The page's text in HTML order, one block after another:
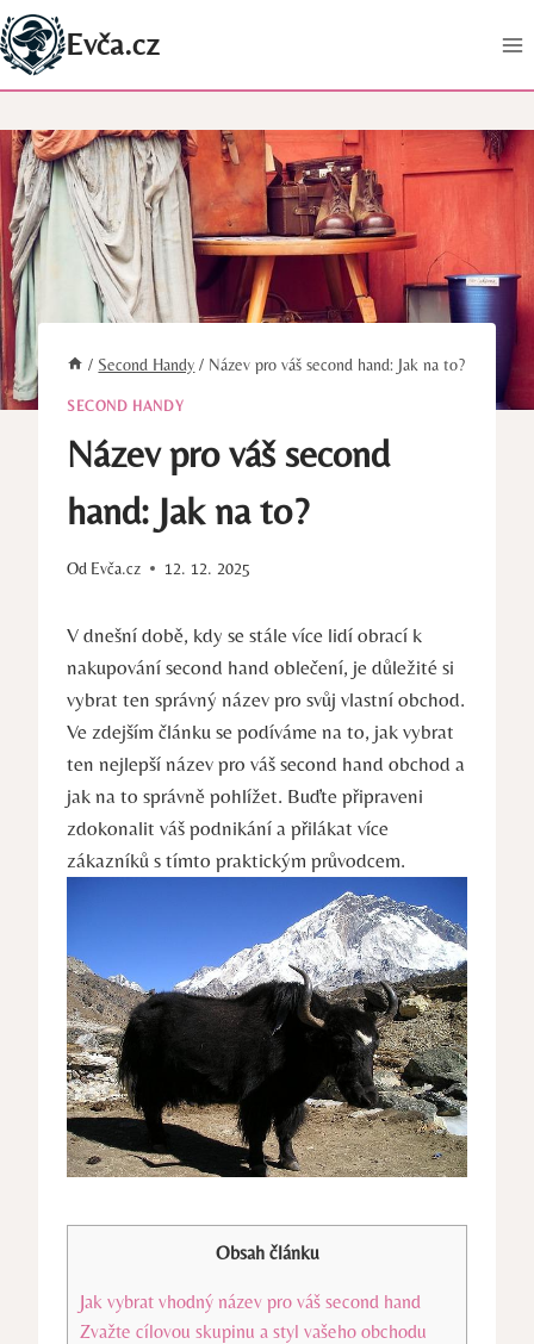
Přeskočit
na
obsah
Evča.cz
/ Second Handy / Název pro váš second hand: Jak na to?
SECOND HANDY
Název pro váš second
hand: Jak na to?
Od Evča.cz 12. 12. 2025
V dnešní době, kdy se stále více lidí obrací k
nakupování second hand oblečení, je důležité si
vybrat ten správný název pro svůj vlastní obchod.
Ve zdejším článku se podíváme na to, jak vybrat
ten nejlepší název pro váš second hand obchod a
jak na to správně pohlížet. Buďte připraveni
zdokonalit váš podnikání a přilákat více
zákazníků s tímto praktickým průvodcem.
Obsah článku
Jak vybrat vhodný název pro váš second hand
Zvažte cílovou skupinu a styl vašeho obchodu